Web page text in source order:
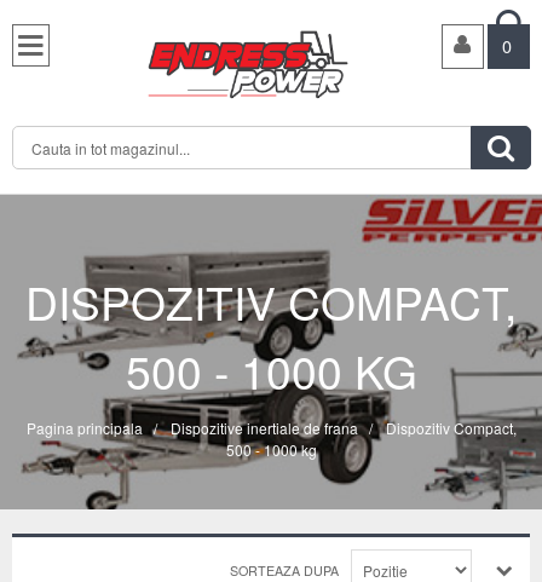

0

DISPOZITIV COMPACT,
500 - 1000 KG
Pagina principala / Dispozitive inertiale de frana / Dispozitiv Compact,
500 - 1000 kg
SORTEAZA DUPA